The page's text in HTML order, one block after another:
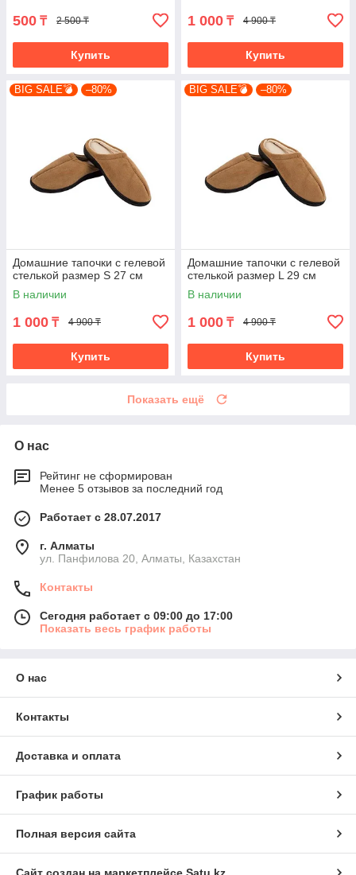
500 ₸ 2 500 ₸
Купить
1 000 ₸ 4 900 ₸
Купить
BIG SALE💣 –80%
Домашние тапочки с гелевой
стелькой размер S 27 см
В наличии
1 000 ₸ 4 900 ₸
Купить
BIG SALE💣 –80%
Домашние тапочки с гелевой
стелькой размер L 29 см
В наличии
1 000 ₸ 4 900 ₸
Купить
Показать ещё
О нас
Рейтинг не сформирован
Менее 5 отзывов за последний год
Работает с 28.07.2017
г. Алматы
ул. Панфилова 20, Алматы, Казахстан
Контакты
Сегодня работает с 09:00 до 17:00
Показать весь график работы
О нас
Контакты
Доставка и оплата
График работы
Полная версия сайта
Сайт создан на маркетплейсе Satu.kz